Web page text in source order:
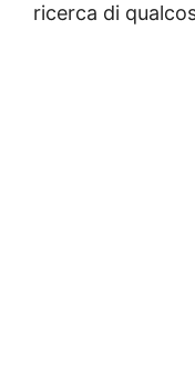
ricerca di